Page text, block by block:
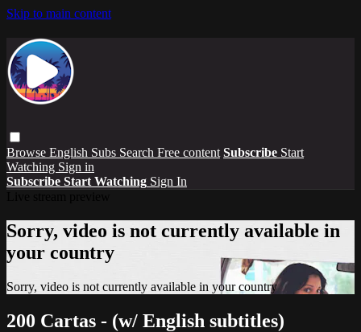
Skip to main content
Browse English Subs Search Free content Subscribe Start
Watching Sign in
Subscribe Start Watching Sign In
Sorry, video is not currently available in
your country
Sorry, video is not currently available in your country
200 Cartas - (w/ English subtitles)